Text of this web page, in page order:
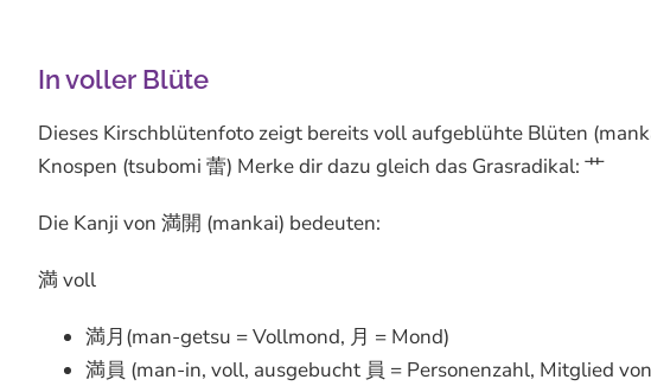
In voller Blüte
Dieses Kirschblütenfoto zeigt bereits voll aufgeblühte Blüten
Knospen (tsubomi 蕾) Merke dir dazu gleich das Grasradikal: 艹
Die Kanji von 満開 (mankai) bedeuten:
満 voll
満月(man-getsu = Vollmond, 月 = Mond)
満員 (man-in, voll, ausgebucht 員 = Personenzahl, Mitglied